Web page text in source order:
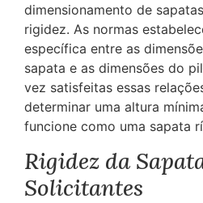
dimensionamento de
rigidez. As normas
específica entre as
sapata e as dimensões do
vez satisfeitas essas
determinar uma altura
funcione como uma sapata
Rigidez da
Solicitantes